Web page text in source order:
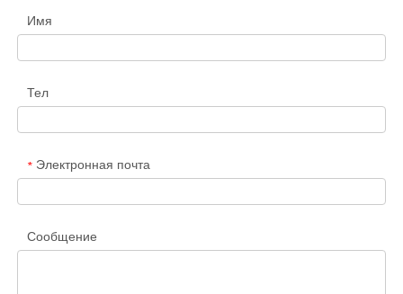
Имя
Тел
* Электронная почта
Сообщение